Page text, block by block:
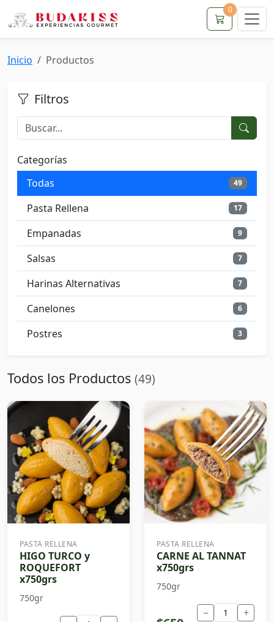
0
Inicio Productos
Filtros
Categorías
Todas
49
Pasta Rellena 17
Empanadas 9
Salsas 7
Harinas Alternativas 7
Canelones 6
Postres 3
Todos los Productos (49)
PASTA RELLENA
HIGO TURCO y
ROQUEFORT
x750grs
750gr
PASTA RELLENA
CARNE AL TANNAT
x750grs
750gr
− +